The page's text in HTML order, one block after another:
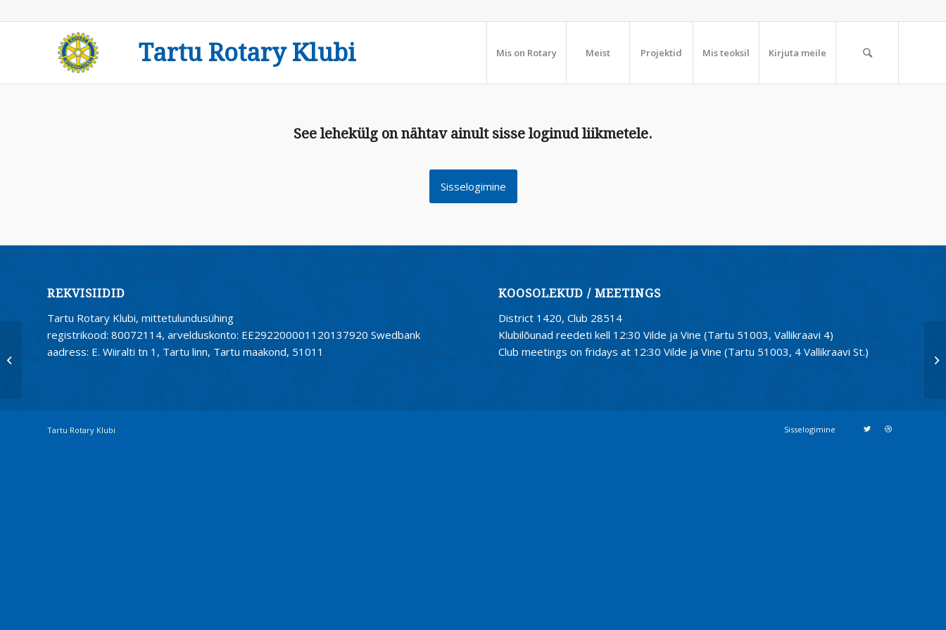
Tartu Rotary Klubi Mis on Rotary Meist Projektid Mis teoksil Kirjuta meile
See lehekülg on nähtav ainult sisse loginud liikmetele.
Sisselogimine
REKVISIIDID
Tartu Rotary Klubi, mittetulundusühing
registrikood: 80072114, arvelduskonto: EE292200001120137920 Swedbank
aadress: E. Wiiralti tn 1, Tartu linn, Tartu maakond, 51011
KOOSOLEKUD / MEETINGS
District 1420, Club 28514
Klubilõunad reedeti kell 12:30 Vilde ja Vine (Tartu 51003, Vallikraavi 4)
Club meetings on fridays at 12:30 Vilde ja Vine (Tartu 51003, 4 Vallikraavi St.)
Tartu Rotary Klubi Sisselogimine
koosolek 09. okt 2015